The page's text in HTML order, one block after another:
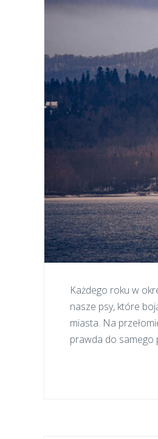
Każdego roku w
nasze psy, które
miasta. Na
prawda do samego